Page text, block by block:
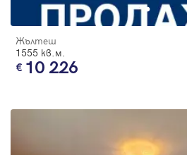
Жълтеш
1555 кв.м.
10 226